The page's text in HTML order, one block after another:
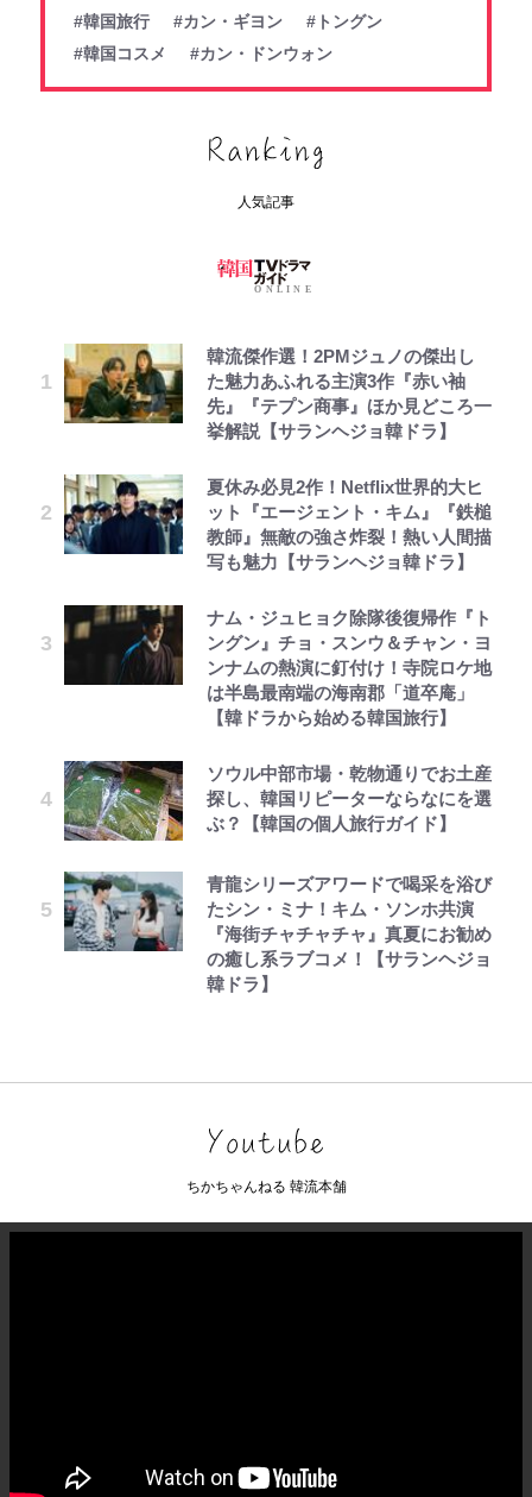
#韓国旅行
#カン・ギヨン
#トングン
#韓国コスメ
#カン・ドンウォン
人気記事
韓流傑作選！2PMジュノの傑出し
た魅力あふれる主演3作『赤い袖
先』『テプン商事』ほか見どころ一
挙解説【サランヘジョ韓ドラ】
夏休み必見2作！Netflix世界的大ヒ
ット『エージェント・キム』『鉄槌
教師』無敵の強さ炸裂！熱い人間描
写も魅力【サランヘジョ韓ドラ】
ナム・ジュヒョク除隊後復帰作『ト
ングン』チョ・スンウ＆チャン・ヨ
ンナムの熱演に釘付け！寺院ロケ地
は半島最南端の海南郡「道卒庵」
【韓ドラから始める韓国旅行】
ソウル中部市場・乾物通りでお土産
探し、韓国リピーターならなにを選
ぶ？【韓国の個人旅行ガイド】
青龍シリーズアワードで喝采を浴び
たシン・ミナ！キム・ソンホ共演
『海街チャチャチャ』真夏にお勧め
の癒し系ラブコメ！【サランヘジョ
韓ドラ】
ちかちゃんねる 韓流本舗